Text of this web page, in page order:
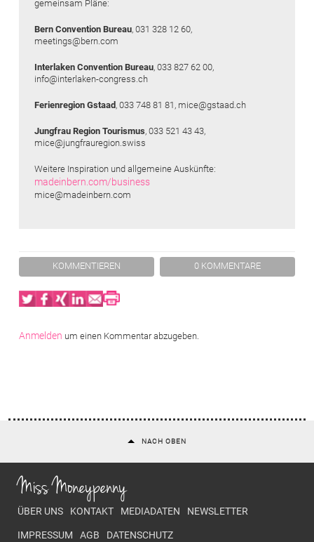
gemeinsam Pläne:
Bern Convention Bureau, 031 328 12 60,
meetings@bern.com
Interlaken Convention Bureau, 033 827 62 00,
info@interlaken-congress.ch
Ferienregion Gstaad , 033 748 81 81, mice@gstaad.ch
Jungfrau Region Tourismus, 033 521 43 43,
mice@jungfrauregion.swiss
Weitere Inspiration und allgemeine Auskünfte:
madeinbern.com/business
mice@madeinbern.com
KOMMENTIEREN 0 KOMMENTARE
Twitter
Facebook
XING
LinkedIn
Email
Print
Anmelden um einen Kommentar abzugeben.
NACH OBEN
Miss Moneypenny
Footer menu
ÜBER UNS KONTAKT MEDIADATEN NEWSLETTER
IMPRESSUM AGB DATENSCHUTZ